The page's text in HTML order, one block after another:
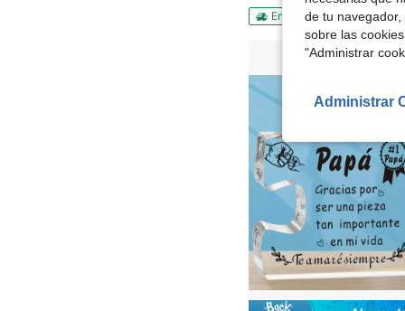
Envío Rápido
de tu
sobre las
"Administrar
Administrar